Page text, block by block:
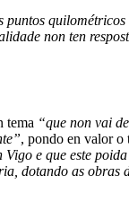
puntos
non ten
tema “que non vai
, pondo en valor o
e que este
dotando as obras